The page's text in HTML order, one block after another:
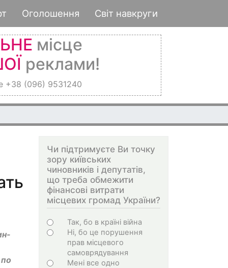
Оголошення Світ навкруги
місце
реклами!
+38 (096) 9531240
Чи підтримуєте Ви точку
зору київських
чиновників і депутатів,
що треба обмежити
фінансові витрати
місцевих громад України?
Choices
Так, бо в країні війна
Ні, бо це порушення
прав місцевого
самоврядування
Мені все одно